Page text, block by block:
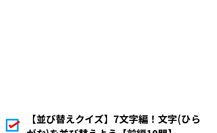
【並び替えクイズ】7文字編！文字(ひら